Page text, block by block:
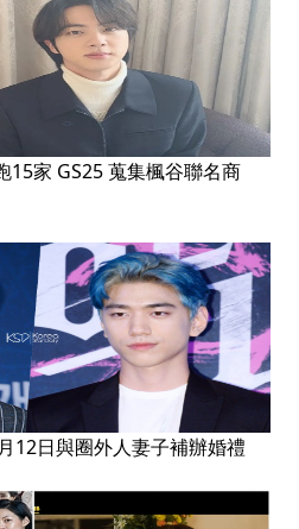
15家 GS25 蒐集楓谷聯名商
12日與圈外人妻子補辦婚禮